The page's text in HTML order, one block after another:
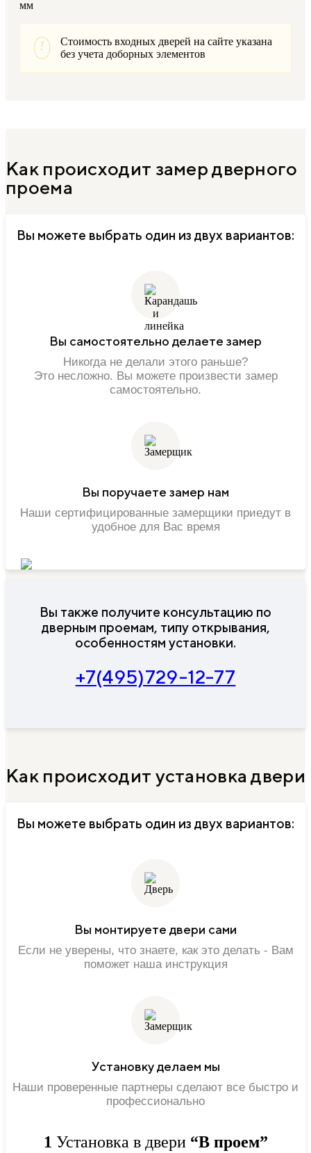
мм
!
Стоимость входных дверей на сайте указана
без учета доборных элементов
Как происходит замер дверного
проема
Вы можете выбрать один из двух вариантов:
Вы самостоятельно делаете замер
Никогда не делали этого раньше?
Это несложно. Вы можете произвести замер
самостоятельно.
Вы поручаете замер нам
Наши сертифицированные замерщики приедут в
удобное для Вас время
Вы также получите консультацию по
дверным проемам, типу открывания,
особенностям установки.
+7(495)729-12-77
Как происходит установка двери
Вы можете выбрать один из двух вариантов:
Вы монтируете двери сами
Если не уверены, что знаете, как это делать - Вам
поможет наша инструкция
Установку делаем мы
Наши проверенные партнеры сделают все быстро и
профессионально
1 Установка в двери “В проем”